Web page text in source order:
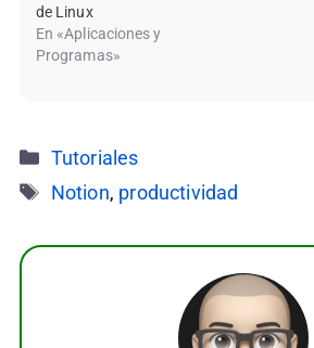
de Linux
En «Aplicaciones y
Programas»
Categorías
Tutoriales
Etiquetas
Notion, productividad